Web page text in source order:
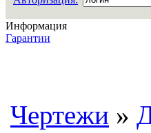
Информация
Гарантии
Чертежи »